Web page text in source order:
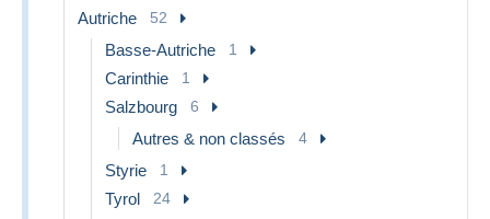
Autriche 52
Basse-Autriche 1
Carinthie 1
Salzbourg 6
Autres & non classés 4
Styrie 1
Tyrol 24